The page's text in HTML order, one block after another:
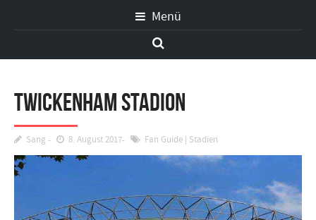
Menü
Twickenham Stadion
Sang 8. August 2017 Fan Guide Stadien